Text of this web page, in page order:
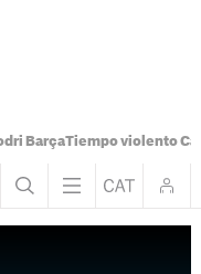
BarçaTiempo violento